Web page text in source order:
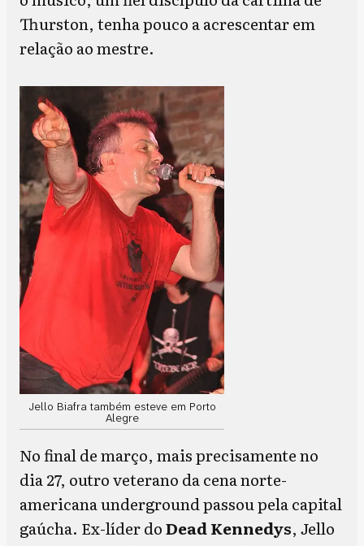
Thurston, tenha pouco a acrescentar em
relação ao mestre.
Jello Biafra também esteve em Porto
Alegre
No final de março, mais precisamente no
dia 27, outro veterano da cena norte-
americana underground passou pela capital
gaúcha. Ex-líder doDead Kennedys, Jello